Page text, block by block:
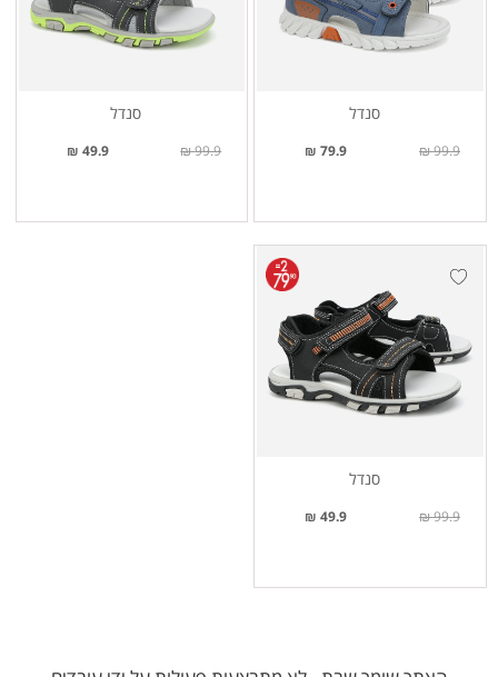
סנדל
79.9 ₪ 99.9 ₪
סנדל
49.9 ₪ 99.9 ₪
סנדל
49.9 ₪ 99.9 ₪